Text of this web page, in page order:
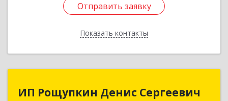
Отправить заявку
Показать контакты
Отправить заявку
Назад
ИП Рощупкин Денис Сергеевич